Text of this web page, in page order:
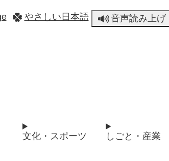
やさしい日本語 音声読み上げ
文化・スポーツ しごと・産業